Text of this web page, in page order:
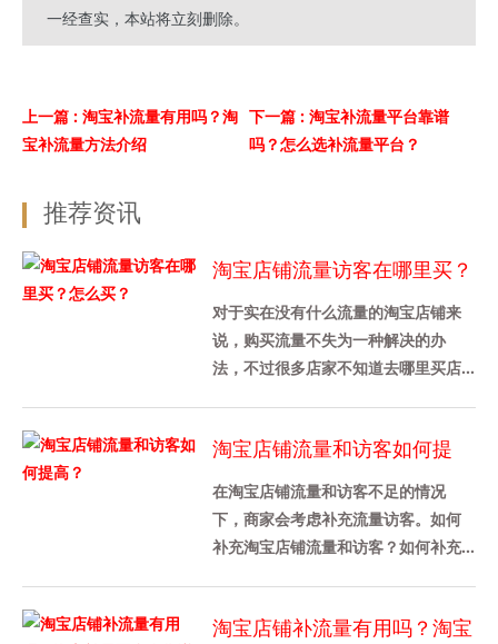
一经查实，本站将立刻删除。
上一篇 : 淘宝补流量有用吗？淘
宝补流量方法介绍
下一篇 : 淘宝补流量平台靠谱
吗？怎么选补流量平台？
推荐资讯
淘宝店铺流量访客在哪里买？
怎么买？
对于实在没有什么流量的淘宝店铺来
说，购买流量不失为一种解决的办
法，不过很多店家不知道去哪里买店
下，......
淘宝店铺流量和访客如何提
高？
在淘宝店铺流量和访客不足的情况
下，商家会考虑补充流量访客。如何
补充淘宝店铺流量和访客？如何补充
卖......
淘宝店铺补流量有用吗？淘宝